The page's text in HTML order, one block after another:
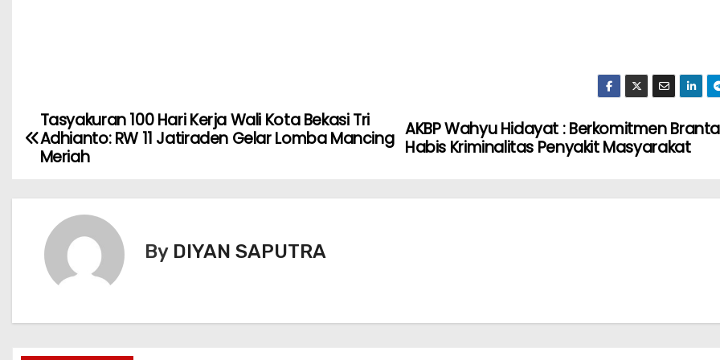
AKBP Wahyu Hidayat : Berkomitmen
Habis Kriminalitas Penyakit Masyarakat
Tasyakuran 100 Hari Kerja Wali Kota Bekasi Tri
Adhianto: RW 11 Jatiraden Gelar Lomba Mancing
Meriah ‎
By DIYAN SAPUTRA